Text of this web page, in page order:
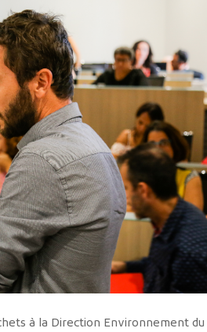
à la Direction Environnement du